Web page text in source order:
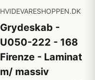
HVIDEVARESHOPPEN.DK
Grydeskab -
U050-222 - 168
Firenze - Laminat
m/ massiv